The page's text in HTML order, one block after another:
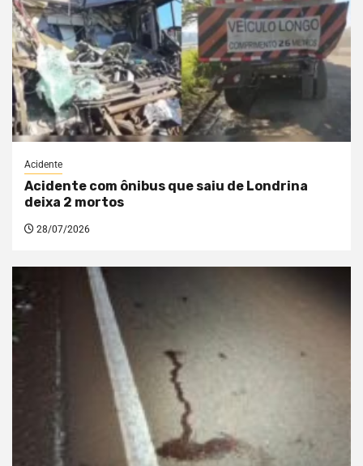
Acidente
Acidente com ônibus que saiu de Londrina
deixa 2 mortos
28/07/2026